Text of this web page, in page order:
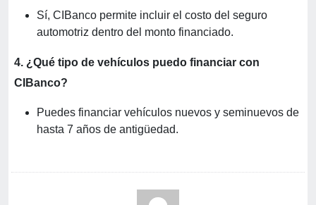
Sí, CIBanco permite incluir el costo del seguro
automotriz dentro del monto financiado.
4. ¿Qué tipo de vehículos puedo financiar con
CIBanco?
Puedes financiar vehículos nuevos y seminuevos de
hasta 7 años de antigüedad.